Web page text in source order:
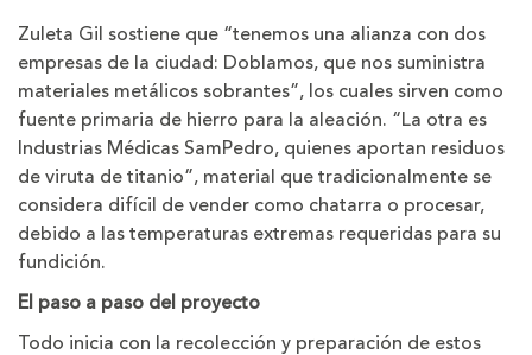
Zuleta Gil sostiene que “tenemos una alianza con dos
empresas de la ciudad: Doblamos, que nos suministra
materiales metálicos sobrantes”, los cuales sirven como
fuente primaria de hierro para la aleación. “La otra es
Industrias Médicas SamPedro, quienes aportan residuos
de viruta de titanio”, material que tradicionalmente se
considera difícil de vender como chatarra o procesar,
debido a las temperaturas extremas requeridas para su
fundición.
El paso a paso del proyecto
Todo inicia con la recolección y preparación de estos